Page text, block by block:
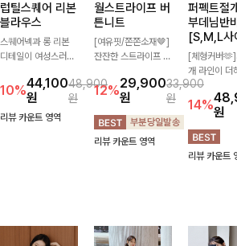
럽틸스퀘어 리본
블라우스
스퀘어넥과 롱 리본
디테일이 여성스러운
는 블라우스입니다.
자연스럽게 잡힌 셔링
과 봉긋한 소매가 여
10%44,100
원
48,900
원
리뷰 카운트 영역
월스트라이프 버
튼니트
[여유핏/쫀쫀소재🤎]
잔잔한 스트라이프 패
더해져 캐주얼하면서
도 세련된 무드를 연
출해주는 니트- 가볍
고 부드러운 착용감으
로 단독은 물론 데일
12%29,900
원
33,900
원
리뷰 카운트 영역
퍼펙트절
부데님반
[S,M,L사
[체형커버
개 라인이 더
리 라인을 더
슬림하게 연
5부 데님 반
부담 없는 기
유로운 핏으
게 착용되며
14%원
리뷰 카운트